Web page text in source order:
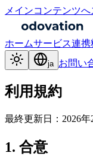
メインコンテンツ
ホームサービス連携
ja お問い
利用規約
最終更新日：2026年
1. 合意